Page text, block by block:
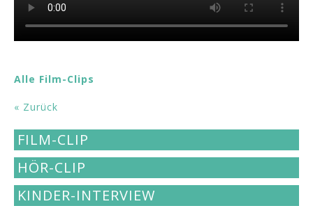
Alle Film-Clips
« Zurück
FILM-CLIP
HÖR-CLIP
KINDER-INTERVIEW